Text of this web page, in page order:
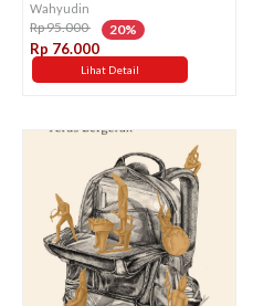
Wahyudin
Rp 95.000 20%
Rp 76.000
Lihat Detail